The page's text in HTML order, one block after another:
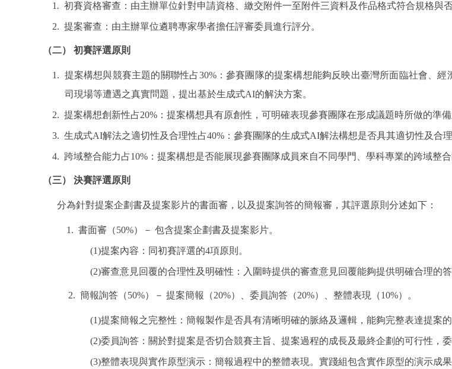
1.初賽資格審查：由主辦單位針對申請資格、繳交附件一至附件三資料及作品格式符合規格與否
2. 提案審查：由主辦單位遴聘專家學者擔任評審委員進行評分。
（二） 初賽評選原則
1. 提案構想與競賽主題的關聯性占30%：參賽團隊的提案構想能夠反映出臺灣所面臨社會、
司現場等遭遇之真實問題，提出基於生成式AI的解決方案。
2. 提案構想創新性占20% ：提案構想具有原創性，可明確表現參賽團隊在形成議題時所做的準備
3. 生成式AI解法之適切性及合理性占40% ：參賽團隊的生成式AI解法構想是否具其適切性及合
4. 跨域整合能力占10% ：提案構想是否能展現參賽團隊成員來自不同學門、學科專業的跨域整合
（三） 決賽評選原則
分為針對提案企劃書及提案影片的書面審，以及提案詢答的簡報審，其評選原則分述如下：
1 . 書面審（50%）－ 包含提案企劃書及提案影片。
(1)提案內容：同初賽評選的4項原則。
(2)審查意見回覆的合理性及明確性：入圍時提供的審查意見回覆能夠提供明確合理的
2.簡報詢答（50%）－ 提案簡報（20%）、委員詢答（20%）、整體表現（10%）。
(1)提案簡報之完整性：簡報製作是否具有清晰明確的脈絡及邏輯，能夠完整表達提案
(2)委員詢答：關於對提案是否切合競賽主旨、提案過程的成長及最終企劃的可行性，
(3)整體表現與實作原型演示：簡報過程中的整體表現。實踐組包含實作原型的演示成果